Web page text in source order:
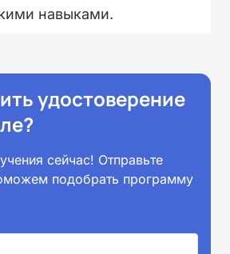
навыками.
удостоверение
сейчас! Отправьте
подобрать программу